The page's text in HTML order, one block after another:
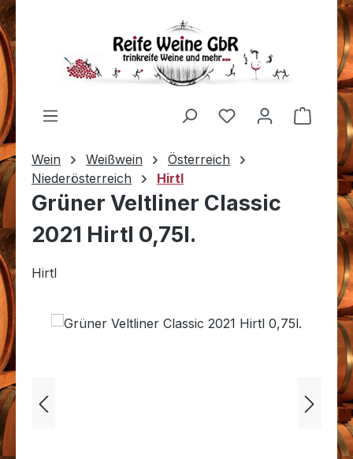
Zum Hauptinhalt springen
Du hast 0
Wein Weißwein
Österreich
Niederösterreich
Hirtl
Grüner Veltliner Classic
2021 Hirtl 0,75l.
Hirtl
Bildergalerie überspringen